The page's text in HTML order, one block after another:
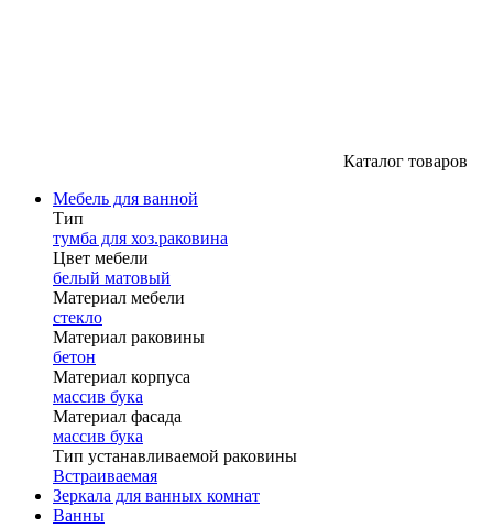
Каталог товаров
Мебель для ванной
Тип
тумба для хоз.раковина
Цвет мебели
белый матовый
Материал мебели
стекло
Материал раковины
бетон
Материал корпуса
массив бука
Материал фасада
массив бука
Тип устанавливаемой раковины
Встраиваемая
Зеркала для ванных комнат
Ванны